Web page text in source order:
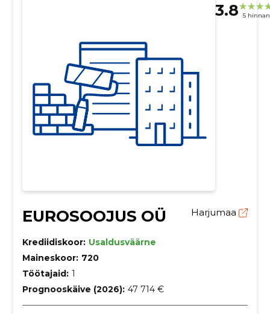
3.8 5
EUROSOOJUS OÜ Harjumaa
Krediidiskoor: Usaldusväärne
Maineskoor: 720
Töötajaid: 1
Prognooskäive (2026): 47 714 €